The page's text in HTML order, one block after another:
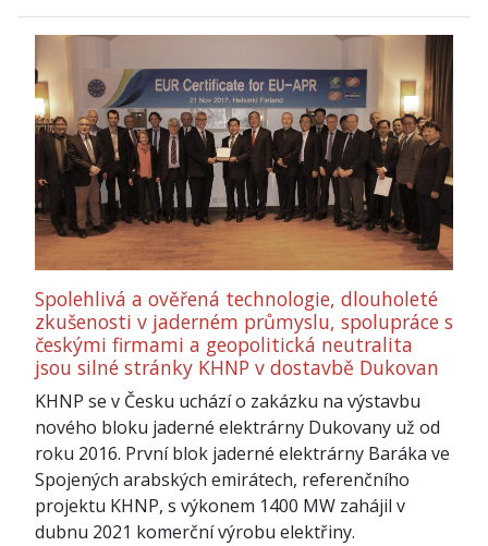
Spolehlivá a ověřená technologie, dlouholeté
zkušenosti v jaderném průmyslu, spolupráce s
českými firmami a geopolitická neutralita
jsou silné stránky KHNP v dostavbě Dukovan
KHNP se v Česku uchází o zakázku na výstavbu
nového bloku jaderné elektrárny Dukovany už od
roku 2016. První blok jaderné elektrárny Baráka ve
Spojených arabských emirátech, referenčního
projektu KHNP, s výkonem 1400 MW zahájil v
dubnu 2021 komerční výrobu elektřiny.